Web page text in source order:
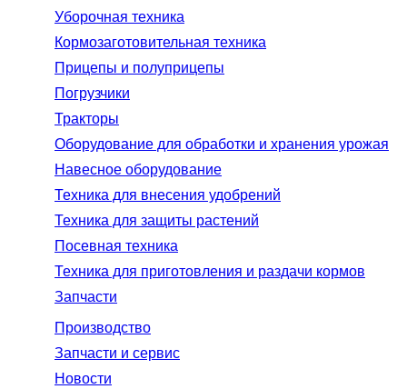
Уборочная техника
Кормозаготовительная техника
Прицепы и полуприцепы
Погрузчики
Тракторы
Оборудование для обработки и хранения урожая
Навесное оборудование
Техника для внесения удобрений
Техника для защиты растений
Посевная техника
Техника для приготовления и раздачи кормов
Запчасти
Производство
Запчасти и сервис
Новости